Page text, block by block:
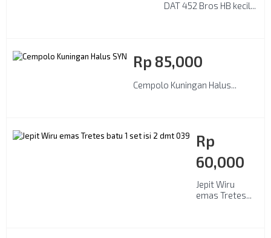
DAT 452 Bros HB kecil...
Rp‎ 85,000
Cempolo Kuningan Halus...
Rp‎
60,000
Jepit Wiru
emas Tretes...